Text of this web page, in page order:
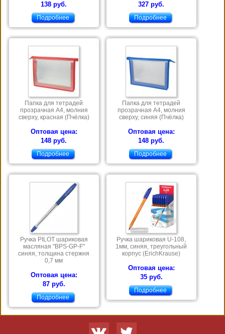
138 руб.
Подробнее
327 руб.
Подробнее
Папка для тетрадей
прозрачная А4, молния
сверху, красная (Пчёлка)
Оптовая цена:
148 руб.
Подробнее
Папка для тетрадей
прозрачная А4, молния
сверху, синяя (Пчёлка)
Оптовая цена:
148 руб.
Подробнее
Ручка PILOT шариковая
масляная "BPS-GP-F"
синяя, толщина стержня
0,7 мм
Оптовая цена:
87 руб.
Подробнее
Ручка шариковая U-108,
1мм, синяя, треугольный
корпус (ErichKrause)
Оптовая цена:
35 руб.
Подробнее